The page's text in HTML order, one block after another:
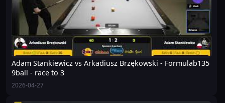
Adam Stankiewicz vs Arkadiusz Brzękowski - Formulab135
9ball - race to 3
2026-04-27